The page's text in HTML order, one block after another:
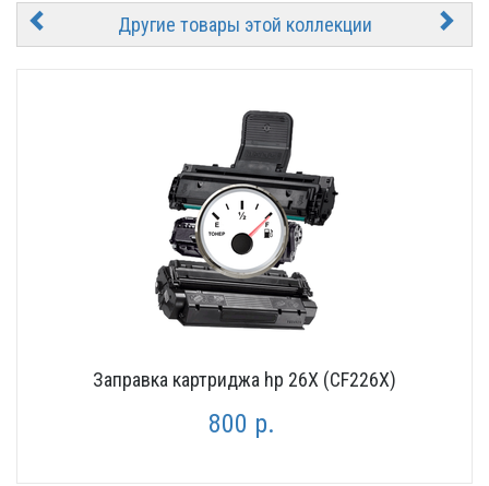
Другие товары этой коллекции
Заправка картриджа hp 26X (CF226X)
800 р.